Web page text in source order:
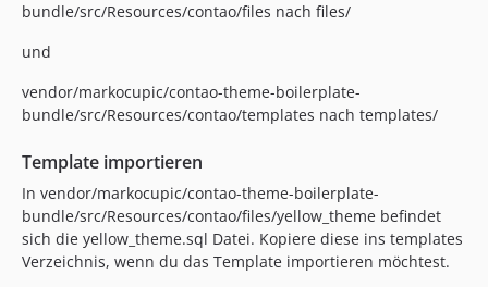
bundle/src/Resources/contao/files nach files/
und
vendor/markocupic/contao-theme-boilerplate-
bundle/src/Resources/contao/templates nach templates/
Template importieren
In vendor/markocupic/contao-theme-boilerplate-
bundle/src/Resources/contao/files/yellow_theme befindet
sich die yellow_theme.sql Datei. Kopiere diese ins templates
Verzeichnis, wenn du das Template importieren möchtest.